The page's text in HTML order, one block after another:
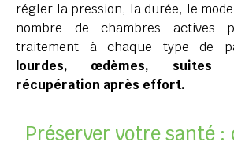
régler la pression, la durée, le
nombre de chambres actives
traitement à chaque type de
lourdes, œdèmes, suites
récupération après effort.
Préserver votre santé :